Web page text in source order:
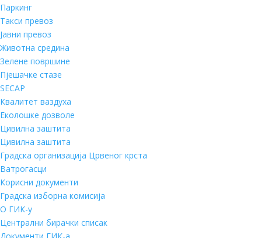
Паркинг
Такси превоз
Јавни превоз
Животна средина
Зелене површине
Пјешачке стазе
SECAP
Квалитет ваздуха
Еколошке дозволе
Цивилна заштита
Цивилна заштита
Градска организација Црвеног крста
Ватрогасци
Корисни документи
Градска изборна комисија
О ГИК-у
Централни бирачки списак